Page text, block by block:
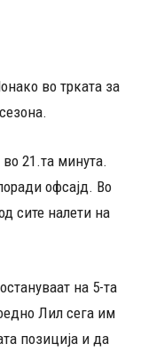
во трката за
21.та минута.
офсајд. Во
сите налети на
на 5-та
Лил сега им
позиција и да